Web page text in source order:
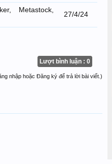
Metastock,
27/4/24
Lượt bình luận : 0
nhập hoặc Đăng ký để trả lời bài viết.)